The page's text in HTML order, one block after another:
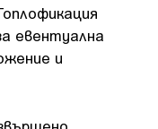
евентуална
и